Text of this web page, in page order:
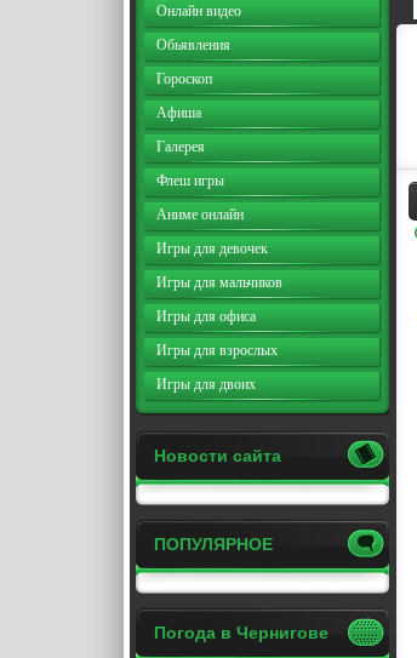
Онлайн видео
Обьявления
Гороскоп
Афиша
Галерея
Флеш игры
Аниме онлайн
Игры для девочек
Игры для мальчиков
Игры для офиса
Игры для взрослых
Игры для двоих
Новости сайта
ПОПУЛЯРНОЕ
Погода в Чернигове